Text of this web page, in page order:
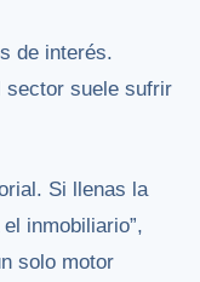
de interés.
sector suele sufrir
Si llenas la
inmobiliario”,
solo motor